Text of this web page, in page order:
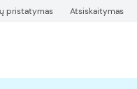
pristatymas Atsiskaitymas